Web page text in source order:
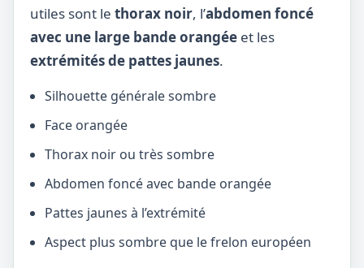
utiles sont le thorax noir, l’abdomen foncé
avec une large bande orangée et les
extrémités de pattes jaunes.
Silhouette générale sombre
Face orangée
Thorax noir ou très sombre
Abdomen foncé avec bande orangée
Pattes jaunes à l’extrémité
Aspect plus sombre que le frelon européen